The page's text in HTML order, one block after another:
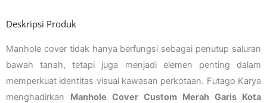
Deskripsi Produk
Manhole cover tidak hanya berfungsi sebagai penutup saluran
bawah tanah, tetapi juga menjadi elemen penting dalam
memperkuat identitas visual kawasan perkotaan. Futago Karya
menghadirkan Manhole Cover Custom Merah Garis Kota